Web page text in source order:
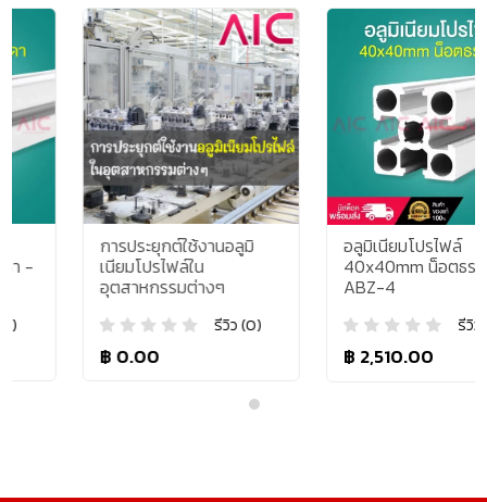
การประยุกต์ใช้งานอลูมิ
เนียมโปรไฟล์ใน
อุตสาหกรรมต่างๆ
รีวิว (0)
฿ 0.00
อลูมิเนียมโปรไฟล์
40x40mm น็อตธรรมดา -
รีวิว (0)
฿ 2,510.00